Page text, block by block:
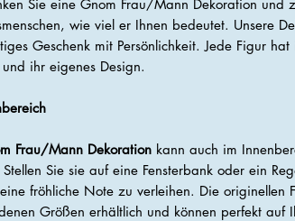
Sie eine Gnom Frau/Mann Dekoration und
wie viel er Ihnen bedeutet. Unsere
Geschenk mit Persönlichkeit. Jede Figur
ihr eigenes Design.
Frau/Mann Dekoration kann auch im
Sie sie auf eine Fensterbank oder ein
fröhliche Note zu verleihen. Die originellen
Größen erhältlich und können perfekt auf